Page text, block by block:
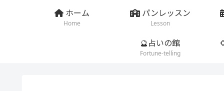
ホーム
Home
パンレッスン
Lesson
🔮占いの館
Fortune-telling